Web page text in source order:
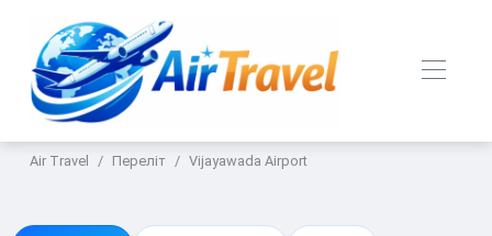
Air Travel Переліт Vijayawada Airport